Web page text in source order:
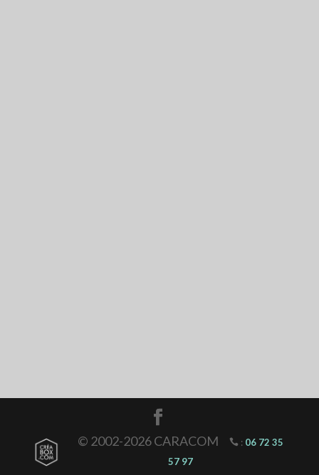
© 2002-2026 CARACOM : 06 72 35
57 97